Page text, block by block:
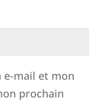
mail et mon
prochain